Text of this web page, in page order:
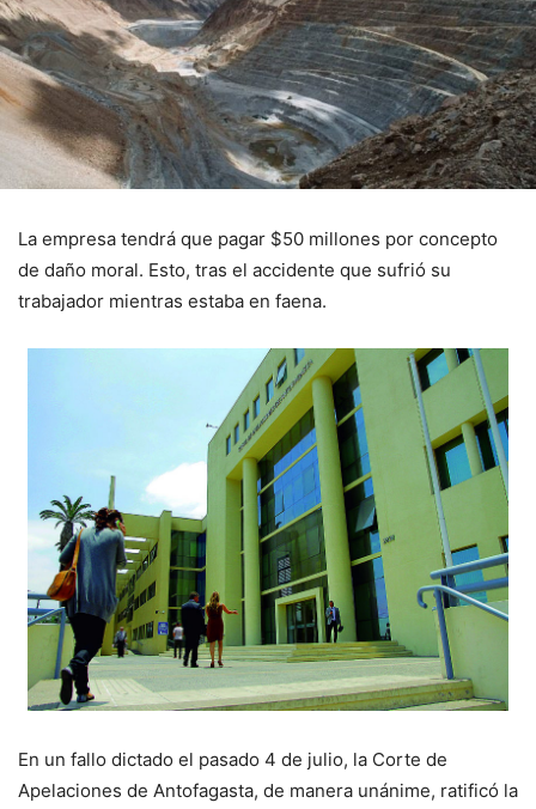
La empresa tendrá que pagar $50 millones por concepto
de daño moral. Esto, tras el accidente que sufrió su
trabajador mientras estaba en faena.
En un fallo dictado el pasado 4 de julio, la Corte de
Apelaciones de Antofagasta, de manera unánime, ratificó la